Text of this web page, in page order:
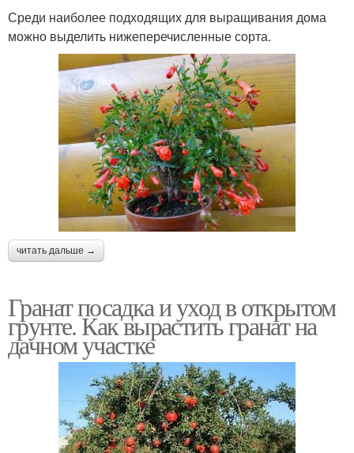
Среди наиболее подходящих для выращивания дома
можно выделить нижеперечисленные сорта.
читать дальше →
Гранат посадка и уход в открытом
грунте. Как вырастить гранат на
дачном участке